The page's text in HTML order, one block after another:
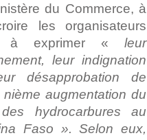
du Commerce, à
les organisateurs
à exprimer « leur
leur indignation
désapprobation de
nième augmentation du
hydrocarbures au
Faso ». Selon eux,